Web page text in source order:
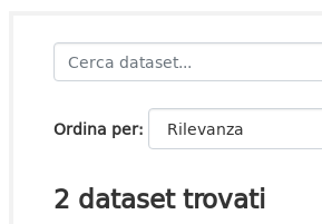
Ordina per
2 dataset trovati